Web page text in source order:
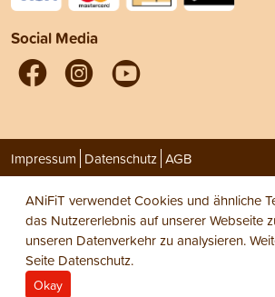
Social Media
Impressum Datenschutz AGB
ANiFiT verwendet Cookies und ähnliche
das Nutzererlebnis auf unserer Webseite
unseren Datenverkehr zu analysieren.
Seite Datenschutz.
Okay